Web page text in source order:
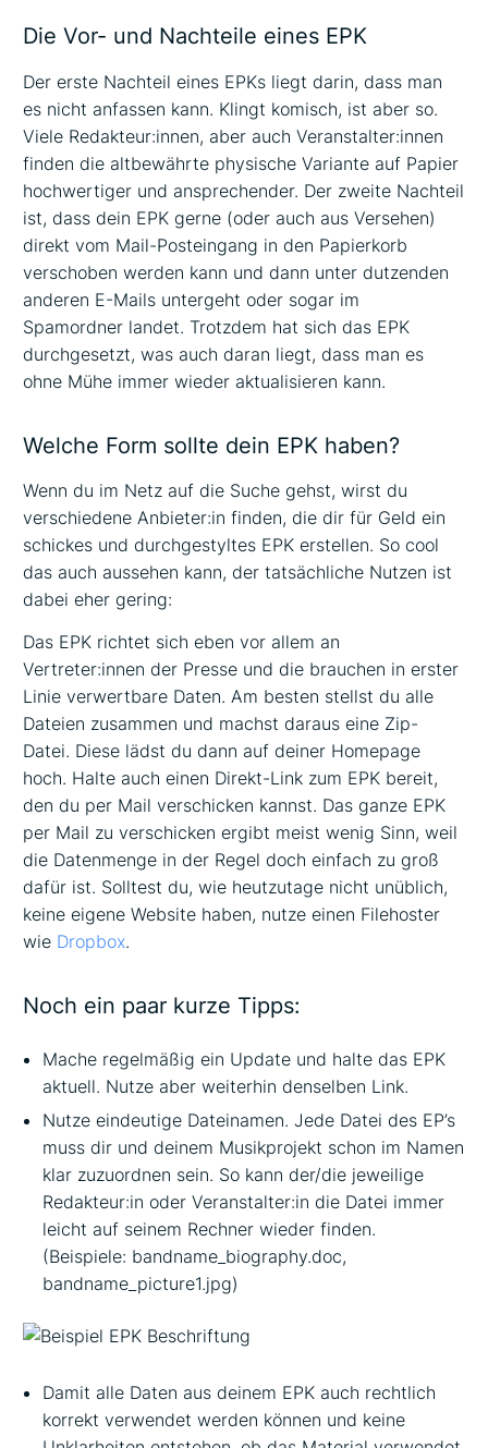
Die Vor- und Nachteile eines EPK
Der erste Nachteil eines EPKs liegt darin, dass man
es nicht anfassen kann. Klingt komisch, ist aber so.
Viele Redakteur:innen, aber auch Veranstalter:innen
finden die altbewährte physische Variante auf Papier
hochwertiger und ansprechender. Der zweite Nachteil
ist, dass dein EPK gerne (oder auch aus Versehen)
direkt vom Mail-Posteingang in den Papierkorb
verschoben werden kann und dann unter dutzenden
anderen E-Mails untergeht oder sogar im
Spamordner landet. Trotzdem hat sich das EPK
durchgesetzt, was auch daran liegt, dass man es
ohne Mühe immer wieder aktualisieren kann.
Welche Form sollte dein EPK haben?
Wenn du im Netz auf die Suche gehst, wirst du
verschiedene Anbieter:in finden, die dir für Geld ein
schickes und durchgestyltes EPK erstellen. So cool
das auch aussehen kann, der tatsächliche Nutzen ist
dabei eher gering:
Das EPK richtet sich eben vor allem an
Vertreter:innen der Presse und die brauchen in erster
Linie verwertbare Daten. Am besten stellst du alle
Dateien zusammen und machst daraus eine Zip-
Datei. Diese lädst du dann auf deiner Homepage
hoch. Halte auch einen Direkt-Link zum EPK bereit,
den du per Mail verschicken kannst. Das ganze EPK
per Mail zu verschicken ergibt meist wenig Sinn, weil
die Datenmenge in der Regel doch einfach zu groß
dafür ist. Solltest du, wie heutzutage nicht unüblich,
keine eigene Website haben, nutze einen Filehoster
wie Dropbox.
Noch ein paar kurze Tipps:
Mache regelmäßig ein Update und halte das EPK
aktuell. Nutze aber weiterhin denselben Link.
Nutze eindeutige Dateinamen. Jede Datei des EP’s
muss dir und deinem Musikprojekt schon im Namen
klar zuzuordnen sein. So kann der/die jeweilige
Redakteur:in oder Veranstalter:in die Datei immer
leicht auf seinem Rechner wieder finden.
(Beispiele: bandname_biography.doc,
bandname_picture1.jpg)
Damit alle Daten aus deinem EPK auch rechtlich
korrekt verwendet werden können und keine